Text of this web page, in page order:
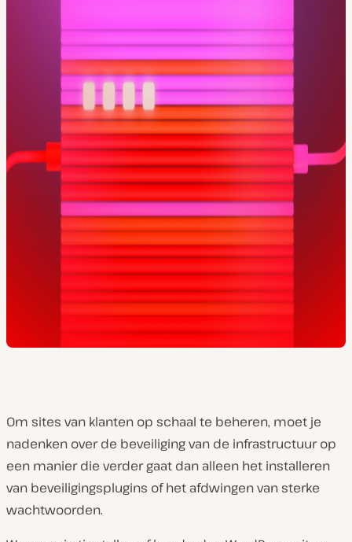
Om sites van klanten op schaal te beheren, moet je
nadenken over de beveiliging van de infrastructuur op
een manier die verder gaat dan alleen het installeren
van beveiligingsplugins of het afdwingen van sterke
wachtwoorden.